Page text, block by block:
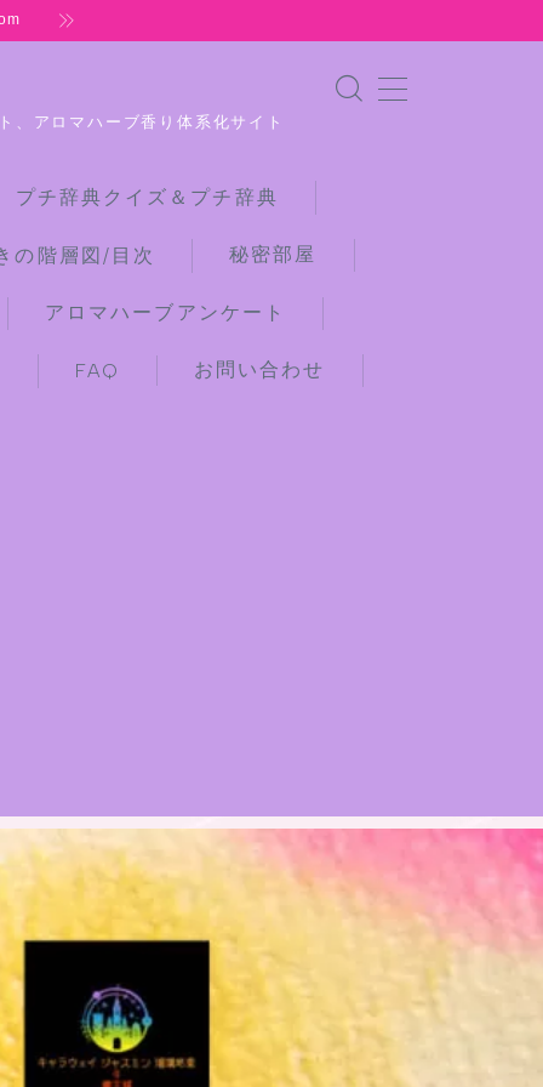
、アロマハーブ香り体系化サイト
チ辞典クイズ＆プチ辞典
の階層図/目次 秘密部屋
アロマハーブアンケート
FAQ お問い合わせ